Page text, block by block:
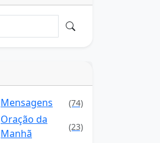
Mensagens (74)
Oração da
Manhã
(23)